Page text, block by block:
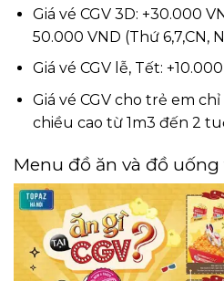
Giá vé CGV 3D: +30.000
50.000 VND (Thứ 6,7,CN,
Giá vé CGV lễ, Tết:
Giá vé CGV cho trẻ em
chiều cao từ 1m3 đến 2
Menu đồ ăn và đồ uống